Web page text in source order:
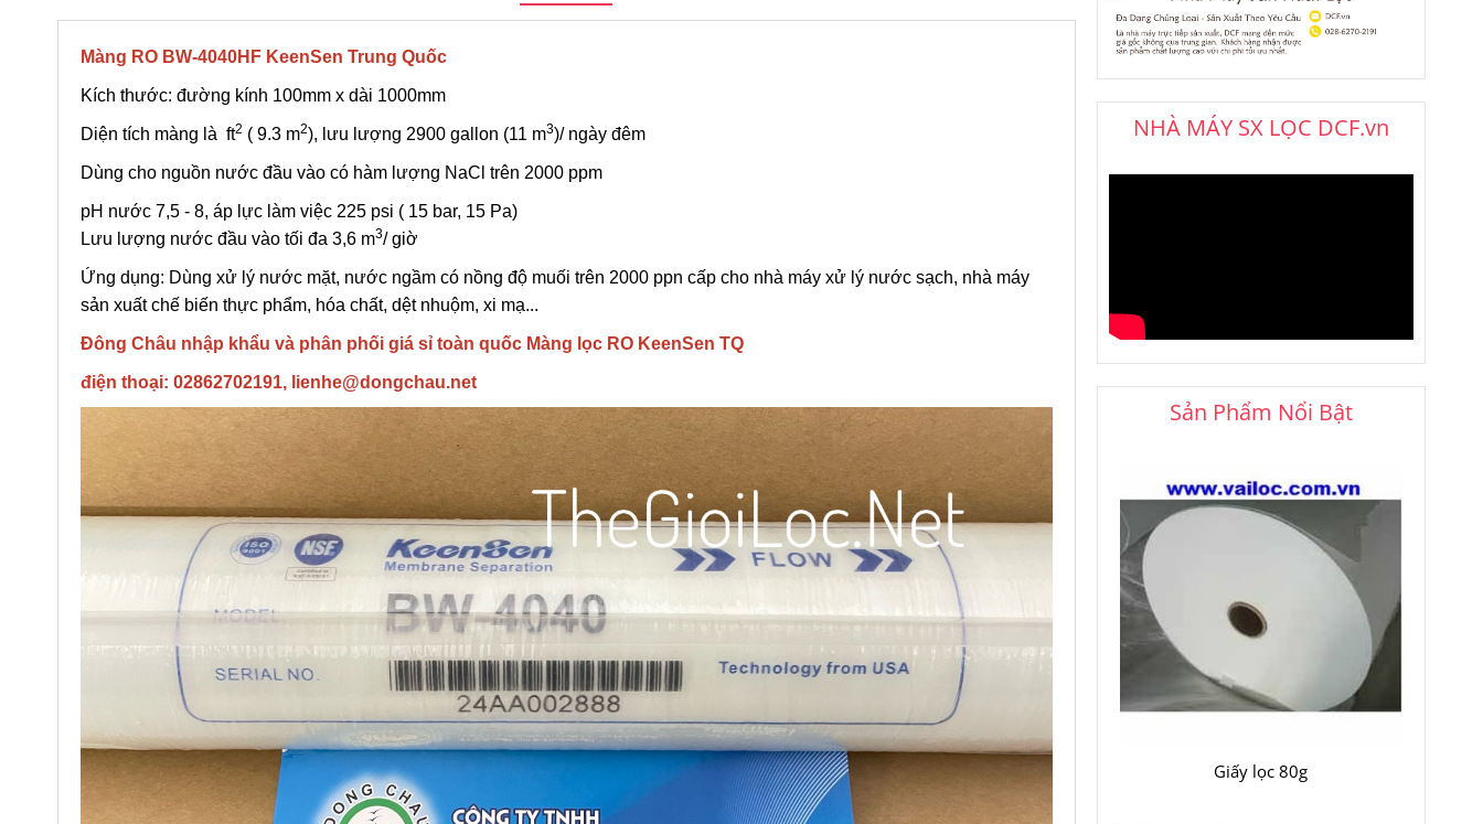
Màng RO BW-4040HF KeenSen Trung Quốc
Kích thước: đường kính 100mm x dài 1000mm
Diện tích màng là ft2 ( 9.3 m2), lưu lượng 2900 gallon (11 m3)/ ngày đêm
Dùng cho nguồn nước đầu vào có hàm lượng NaCl trên 2000 ppm
pH nước 7,5 - 8, áp lực làm việc 225 psi ( 15 bar, 15 Pa)
Lưu lượng nước đầu vào tối đa 3,6 m3/ giờ
Ứng dụng: Dùng xử lý nước mặt, nước ngầm có nồng độ muối trên 2000 ppn cấp cho nhà máy xử lý nước sạch, nhà máy
sản xuất chế biến thực phẩm, hóa chất, dệt nhuộm, xi mạ...
Đông Châu nhập khẩu và phân phối giá sỉ toàn quốc Màng lọc RO KeenSen TQ
điện thoại: 02862702191, lienhe@dongchau.net
NHÀ MÁY SX LỌC DCF.vn
Sản Phẩm Nổi Bật
Giấy lọc 80g